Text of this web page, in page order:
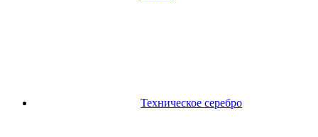
Техническое серебро